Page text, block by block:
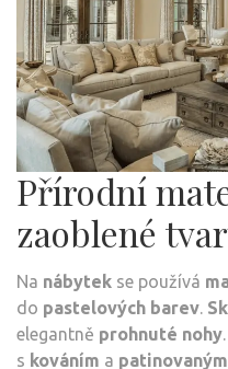
Přírodní
zaoblené
Na nábytek se používá
do pastelových barev.
elegantně prohnuté nohy
s kováním a patinovaným